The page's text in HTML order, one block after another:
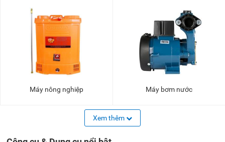
Máy nông nghiệp Máy bơm nước
Xem thêm